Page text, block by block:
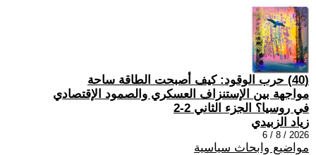
(40) حرب الوقود: كيف أصبحت الطاقة ساحة
مواجهة بين الإستنزاف العسكري والصمود الإقتصادي
في روسيا؟ الجزء الثاني 2-2
زياد الزبيدي
2026 / 8 / 6
مواضيع وابحاث سياسية